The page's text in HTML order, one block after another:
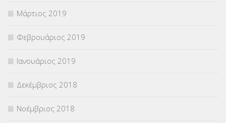
Μάρτιος 2019
Φεβρουάριος 2019
Ιανουάριος 2019
Δεκέμβριος 2018
Νοέμβριος 2018